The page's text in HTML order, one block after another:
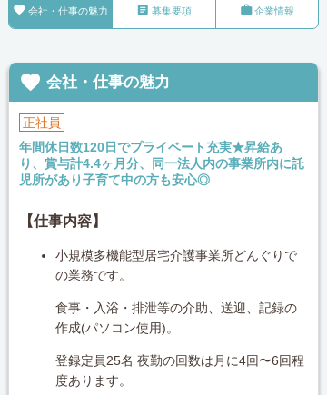
 会社・仕事の魅力  募集要項 企業情報
 会社・仕事の魅力
正社員
年間休日数120日でプライベート充実★昇給あ
り、賞与計4.4ヶ月分、同一法人内の事業所内に託
児所があり子育て中の方も安心◎
【仕事内容】
小規模多機能型居宅介護事業所どんぐりで
の業務です。
食事・入浴・排泄等の介助、送迎、記録の
作成(パソコン使用)。
登録定員25名 夜勤の回数は月に4回〜6回程
度あります。